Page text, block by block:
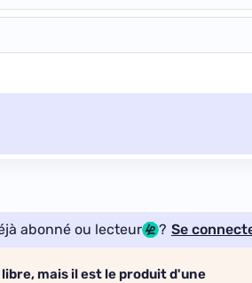
abonné ou lecteur ? Se
mais il est le produit d'une